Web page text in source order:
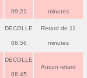
09:21 minutes
DECOLLE
08:56
Retard de 11
minutes
DECOLLE
08:45
Aucun retard